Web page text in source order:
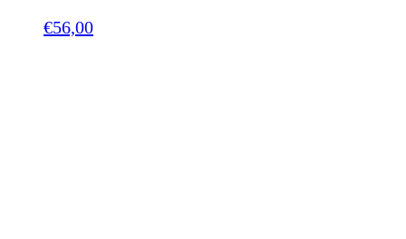
€56,00